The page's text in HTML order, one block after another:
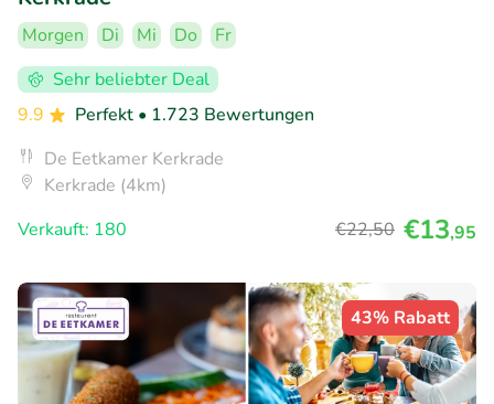
Morgen Di Mi Do
Fr
Sehr beliebter Deal
9.9
Perfekt • 1.723 Bewertungen
De Eetkamer Kerkrade
Kerkrade (4km)
Verkauft: 180
€22,50 €13,95
43% Rabatt